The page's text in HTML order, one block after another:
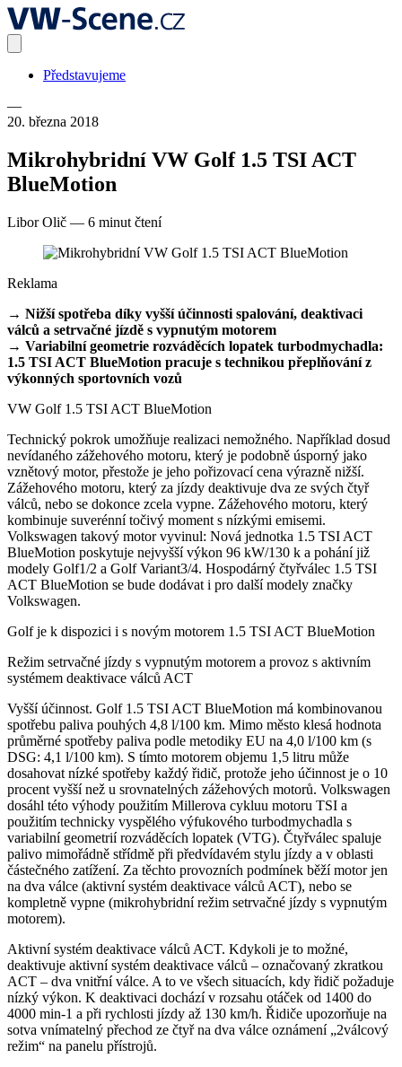
Představujeme
—
20. března 2018
Mikrohybridní VW Golf 1.5 TSI ACT
BlueMotion
Libor Olič — 6 minut čtení
Reklama
→ Nižší spotřeba díky vyšší účinnosti spalování, deaktivaci
válců a setrvačné jízdě s vypnutým motorem
→ Variabilní geometrie rozváděcích lopatek turbodmychadla:
1.5 TSI ACT BlueMotion pracuje s technikou přeplňování z
výkonných sportovních vozů
VW Golf 1.5 TSI ACT BlueMotion
Technický pokrok umožňuje realizaci nemožného. Například dosud
nevídaného zážehového motoru, který je podobně úsporný jako
vznětový motor, přestože je jeho pořizovací cena výrazně nižší.
Zážehového motoru, který za jízdy deaktivuje dva ze svých čtyř
válců, nebo se dokonce zcela vypne. Zážehového motoru, který
kombinuje suverénní točivý moment s nízkými emisemi.
Volkswagen takový motor vyvinul: Nová jednotka 1.5 TSI ACT
BlueMotion poskytuje nejvyšší výkon 96 kW/130 k a pohání již
modely Golf1/2 a Golf Variant3/4. Hospodárný čtyřválec 1.5 TSI
ACT BlueMotion se bude dodávat i pro další modely značky
Volkswagen.
Golf je k dispozici i s novým motorem 1.5 TSI ACT BlueMotion
Režim setrvačné jízdy s vypnutým motorem a provoz s aktivním
systémem deaktivace válců ACT
Vyšší účinnost. Golf 1.5 TSI ACT BlueMotion má kombinovanou
spotřebu paliva pouhých 4,8 l/100 km. Mimo město klesá hodnota
průměrné spotřeby paliva podle metodiky EU na 4,0 l/100 km (s
DSG: 4,1 l/100 km). S tímto motorem objemu 1,5 litru může
dosahovat nízké spotřeby každý řidič, protože jeho účinnost je o 10
procent vyšší než u srovnatelných zážehových motorů. Volkswagen
dosáhl této výhody použitím Millerova cykluu motoru TSI a
použitím technicky vyspělého výfukového turbodmychadla s
variabilní geometrií rozváděcích lopatek (VTG). Čtyřválec spaluje
palivo mimořádně střídmě při předvídavém stylu jízdy a v oblasti
částečného zatížení. Za těchto provozních podmínek běží motor jen
na dva válce (aktivní systém deaktivace válců ACT), nebo se
kompletně vypne (mikrohybridní režim setrvačné jízdy s vypnutým
motorem).
Aktivní systém deaktivace válců ACT. Kdykoli je to možné,
deaktivuje aktivní systém deaktivace válců – označovaný zkratkou
ACT – dva vnitřní válce. A to ve všech situacích, kdy řidič požaduje
nízký výkon. K deaktivaci dochází v rozsahu otáček od 1400 do
4000 min-1 a při rychlosti jízdy až 130 km/h. Řidiče upozorňuje na
sotva vnímatelný přechod ze čtyř na dva válce oznámení „2válcový
režim“ na panelu přístrojů.